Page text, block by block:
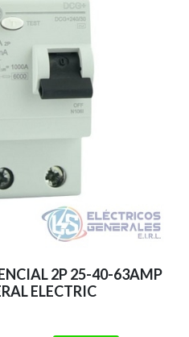
2P 25-40-63AMP
ELECTRIC